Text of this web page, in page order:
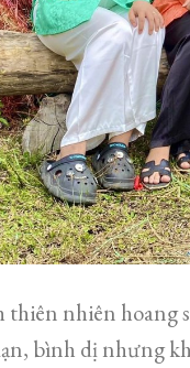
thiên nhiên hoang
bình dị nhưng